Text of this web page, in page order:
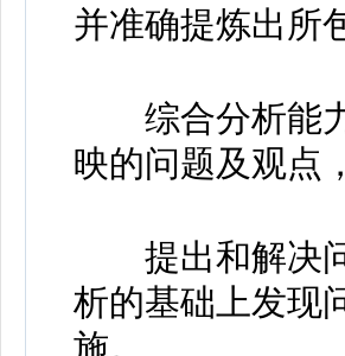
并准确提炼出所
综合分析能力
映的问题及观点
提出和解决问
析的基础上发现
施。